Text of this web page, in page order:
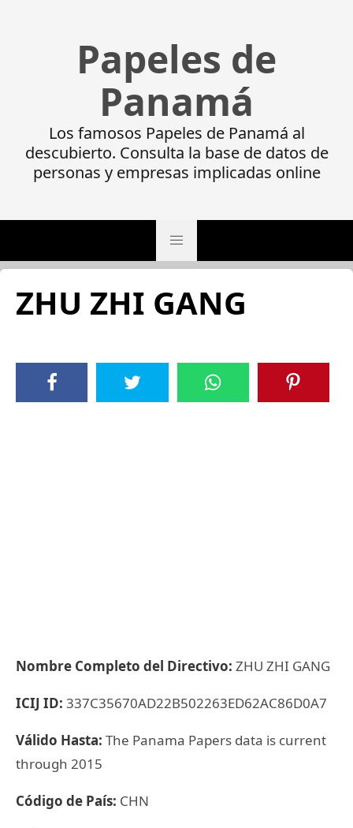
Papeles de
Panamá
Los famosos Papeles de Panamá al
descubierto. Consulta la base de datos de
personas y empresas implicadas online
ZHU ZHI GANG
Nombre Completo del Directivo: ZHU ZHI GANG
ICIJ ID: 337C35670AD22B502263ED62AC86D0A7
Válido Hasta: The Panama Papers data is current
through 2015
Código de País: CHN